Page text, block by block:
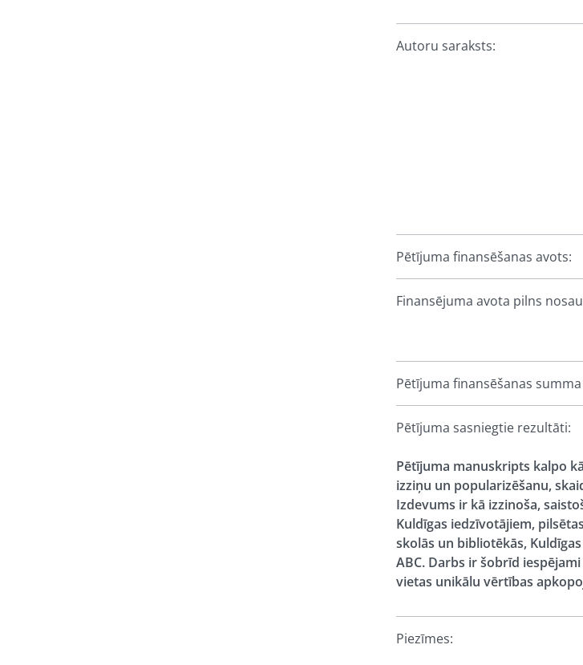
Autoru saraksts:
Pētījuma finansēšanas avots:
Finansējuma avota pilns
Pētījuma finansēšanas summa
Pētījuma sasniegtie rezultāti:
Pētījuma manuskripts kalpo
izziņu un popularizēšanu,
Izdevums ir kā izzinoša,
Kuldīgas iedzīvotājiem,
skolās un bibliotēkās,
ABC. Darbs ir šobrīd
vietas unikālu vērtības
Piezīmes: